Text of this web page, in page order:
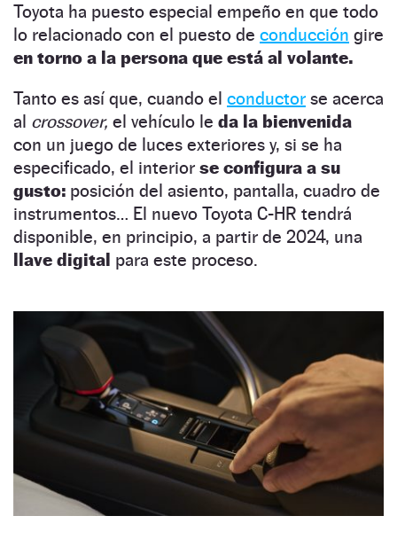
Toyota ha puesto especial empeño en que todo
lo relacionado con el puesto de conducción gire
en torno a la persona que está al volante.
Tanto es así que, cuando el conductor se acerca
al crossover, el vehículo le da la bienvenida
con un juego de luces exteriores y, si se ha
especificado, el interior se configura a su
gusto: posición del asiento, pantalla, cuadro de
instrumentos… El nuevo Toyota C-HR tendrá
disponible, en principio, a partir de 2024, una
llave digital para este proceso.